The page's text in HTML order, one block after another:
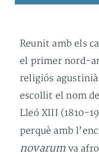
Reunit amb els
el primer nord-
religiós
escollit el nom
Lleó XIII (1810-
perquè amb
novarum va